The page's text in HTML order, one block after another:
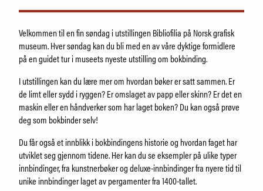
Utleie
Samling
Fristelser i museumsbutikken
IDDIS Café & Brasserie
Venneforening
Iddisklubben
Om museet
Visste du at
SØK
Velkommen til en fin søndag i utstillingen Bibliofilia på Norsk grafisk
museum. Hver søndag kan du bli med en av våre dyktige formidlere
på en guidet tur i museets nyeste utstilling om bokbinding.
I utstillingen kan du lære mer om hvordan bøker er satt sammen. Er
de limt eller sydd i ryggen? Er omslaget av papp eller skinn? Er det en
maskin eller en håndverker som har laget boken? Du kan også prøve
deg som bokbinder selv!
Du får også et innblikk i bokbindingens historie og hvordan faget har
utviklet seg gjennom tidene. Her kan du se eksempler på ulike typer
innbindinger, fra kunstnerbøker og deluxe-innbindinger fra nyere tid til
unike innbindinger laget av pergamenter fra 1400-tallet.